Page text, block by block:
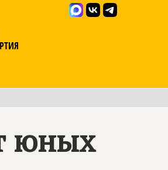
юных